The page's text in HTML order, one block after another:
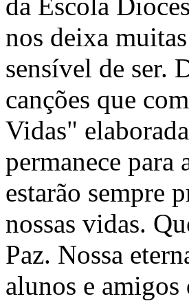
nos deixa
sensível de ser.
canções que
Vidas"
permanece para
estarão sempre
nossas vidas.
Paz. Nossa
alunos e